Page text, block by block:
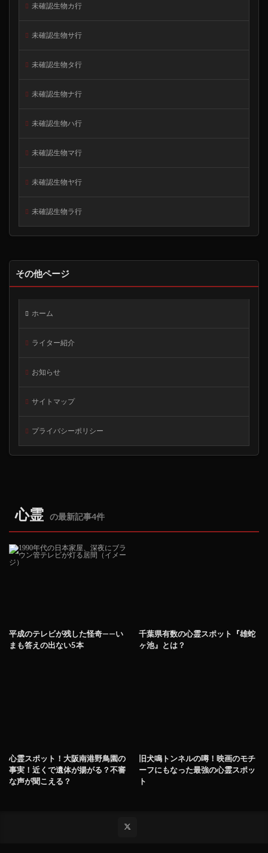
未確認生物カ行
未確認生物サ行
未確認生物タ行
未確認生物ナ行
未確認生物ハ行
未確認生物マ行
未確認生物ヤ行
未確認生物ラ行
その他ページ
ホーム
ライター紹介
お知らせ
サイトマップ
プライバシーポリシー
心霊 の最新記事4件
平成のテレビが残した怪奇——い
まも答えの出ない5本
千葉県有数の心霊スポット『雄蛇
ヶ池』とは？
心霊スポット！大阪南港野鳥園の
事実！近くで遺体が揚がる？不審
な声が聞こえる？
旧犬鳴トンネルの噂！映画のモチ
ーフにもなった最強の心霊スポッ
ト